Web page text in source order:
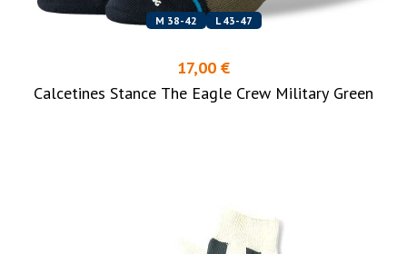
M 38-42 L 43-47
17,00 €
Calcetines Stance The Eagle Crew Military Green